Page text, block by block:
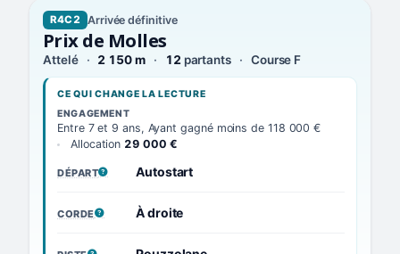
R4C2 Arrivée définitive
Prix de Molles
Attelé 2 150 m 12 partants Course F
CE QUI CHANGE LA LECTURE
ENGAGEMENT
Entre 7 et 9 ans, Ayant gagné moins de 118 000 €
Allocation 29 000 €
DÉPART
, VOIR LA DÉFINITIONAutostart
CORDE
, VOIR LA DÉFINITION
À droite